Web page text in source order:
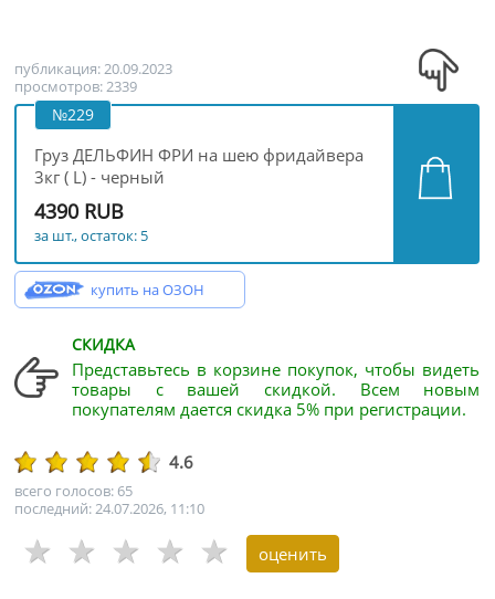
публикация: 20.09.2023
просмотров: 2339
№229
Груз ДЕЛЬФИН ФРИ на шею фридайвера
3кг ( L) - черный
4390 RUB
за шт., остаток: 5
купить на ОЗОН
СКИДКА
Представьтесь в корзине покупок, чтобы видеть
товары с вашей скидкой. Всем новым
покупателям дается скидка 5% при регистрации.
4.6
всего голосов: 65
последний: 24.07.2026, 11:10